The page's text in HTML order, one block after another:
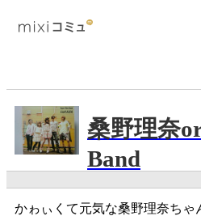
桑野理奈
Band
かゎぃくて元気な桑野理奈ちゃ